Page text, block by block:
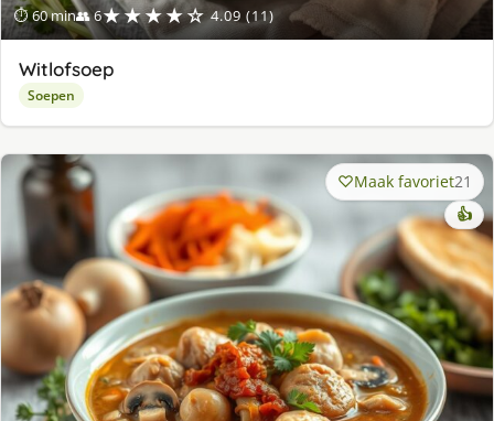
⏱ 60 min👥 6★★★★☆ 4.09 (11)
Witlofsoep
Soepen
Maak favoriet21
👍